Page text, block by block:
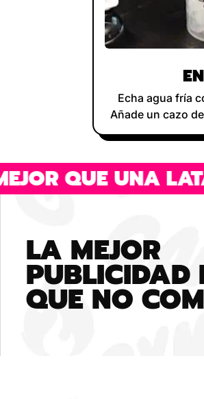
Echa agua fría
Añade un cazo
QUE UNA LATA.
LA MEJOR
PUBLICIDAD
QUE NO